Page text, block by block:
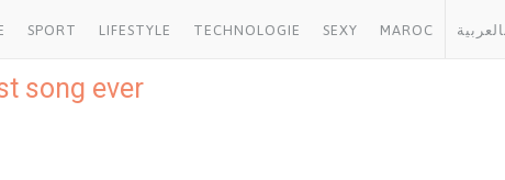
SPORT LIFESTYLE TECHNOLOGIE SEXY MAROC
song ever